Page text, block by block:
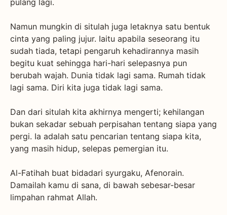
Namun mungkin di situlah juga letaknya satu bentuk
cinta yang paling jujur. Iaitu apabila seseorang itu
sudah tiada, tetapi pengaruh kehadirannya masih
begitu kuat sehingga hari-hari selepasnya pun
berubah wajah. Dunia tidak lagi sama. Rumah tidak
lagi sama. Diri kita juga tidak lagi sama.
Dan dari situlah kita akhirnya mengerti; kehilangan
bukan sekadar sebuah perpisahan tentang siapa yang
pergi. Ia adalah satu pencarian tentang siapa kita,
yang masih hidup, selepas pemergian itu.
Al-Fatihah buat bidadari syurgaku, Afenorain.
Damailah kamu di sana, di bawah sebesar-besar
limpahan rahmat Allah.